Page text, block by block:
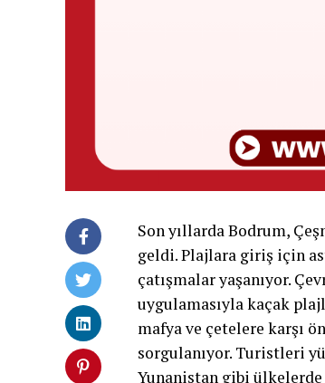
Son yıllarda Bodrum,
geldi. Plajlara giriş için
çatışmalar yaşanıyor.
uygulamasıyla kaçak
mafya ve çetelere karşı
sorgulanıyor. Turistleri
Yunanistan gibi